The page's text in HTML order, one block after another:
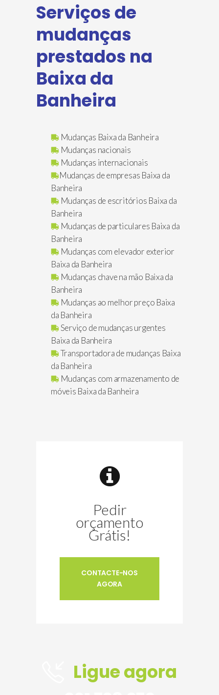
Serviços de
mudanças
prestados na
Baixa da
Banheira
Mudanças Baixa da Banheira
Mudanças nacionais
Mudanças internacionais
Mudanças de empresas Baixa da
Banheira
Mudanças de escritórios Baixa da
Banheira
Mudanças de particulares Baixa da
Banheira
Mudanças com elevador exterior
Baixa da Banheira
Mudanças chave na mão Baixa da
Banheira
Mudanças ao melhor preço Baixa
da Banheira
Serviço de mudanças urgentes
Baixa da Banheira
Transportadora de mudanças Baixa
da Banheira
Mudanças com armazenamento de
móveis Baixa da Banheira
Pedir
orçamento
Grátis!
CONTACTE-NOS
AGORA
Ligue agora